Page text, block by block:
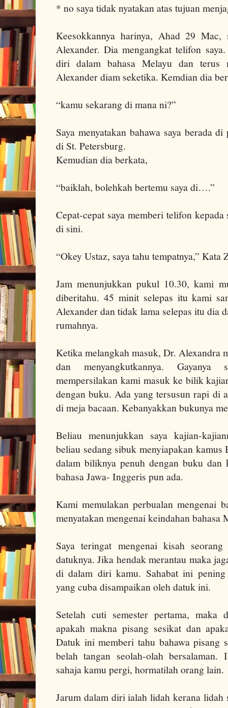
* no saya tidak nyatakan atas tujuan
Keesokkannya harinya, Ahad 29
Alexander. Dia mengangkat telifon
diri dalam bahasa Melayu dan terus
Alexanderdiam seketika. Kemdian dia
“kamu sekarang di mana ni?”
Saya menyatakan bahawa saya berada
di St. Petersburg.
Kemudian dia berkata,
“baiklah, bolehkah bertemu saya di….”
Cepat-cepat saya memberi telifon
di sini.
“Okey Ustaz, saya tahu tempatnya,” Kata
Jam menunjukkan pukul 10.30, kami
diberitahu. 45 minit selepas itu kami
Alexander dan tidak lama selepas itu dia
rumahnya.
Ketika melangkah masuk, Dr. Alexandra
dan menyangkutkannya. Gayanya
mempersilakan kami masuk ke bilik
dengan buku.Ada yang tersusun rapi di
di meja bacaan. Kebanyakkan bukunya
Beliau menunjukkan saya kajian-
beliau sedang sibuk menyiapakan kamus
dalam biliknya penuh dengan buku dan
bahasa Jawa- Inggeris pun ada.
Kami memulakan perbualan mengenai
menyatakan mengenai keindahan bahasa
Saya teringat mengenai kisah
datuknya. Jika hendak merantau maka
di dalam diri kamu. Sahabat ini
yangcubadisampaikan oleh datuk ini.
Setelah cuti semester pertama, maka
apakah makna pisang sesikat dan
Datuk ini memberi tahu bahawa pisang
belah tangan seolah-olah bersalaman.
sahaja kamu pergi, hormatilah orang lain.
Jarum dalam diri ialah lidah kerana lidah